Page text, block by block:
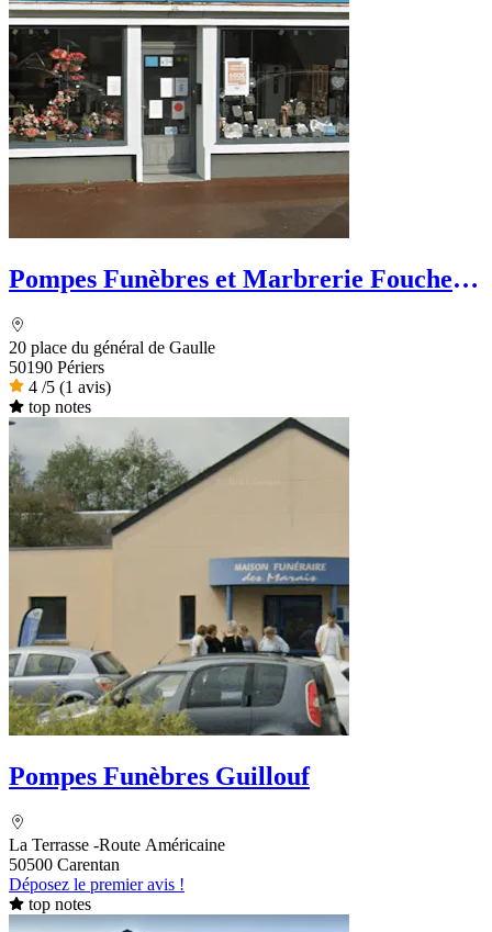
Pompes Funèbres et Marbrerie Foucher
20 place du général de Gaulle
50190 Périers
4 /5 (1 avis)
top notes
Pompes Funèbres Guillouf
La Terrasse -Route Américaine
50500 Carentan
Déposez le premier avis !
top notes